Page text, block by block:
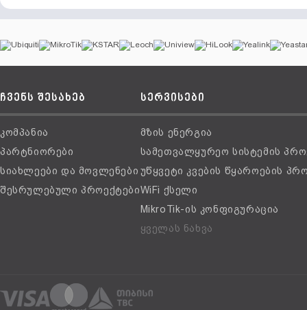
ჩვენს შესახებ
კომპანია
პარტნიორები
სიახლეები და მოვლენები
შესრულებული პროექტები
სერვისები
მზის ენერგია
სამეთვალყურეო სისტემის
უწყვეტი კვების წყაროების
WiFi ქსელი
MikroTik-ის კონფიგურაცია
ყველას ნახვა